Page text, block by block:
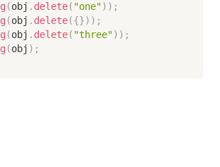
(obj . delete( "one") ) ;
(obj . delete({}) ) ;
(obj . delete( "three") ) ;
(obj ) ;